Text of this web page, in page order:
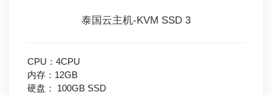
泰国云主机-KVM SSD 3
CPU：4CPU
内存：12GB
硬盘： 100GB SSD